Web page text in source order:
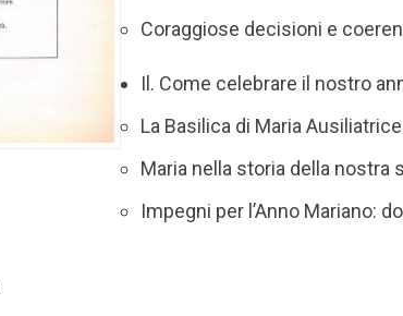
Coraggiose decisioni e
Il. Come celebrare il nostro
La Basilica di Maria Ausiliatrice
Maria nella storia della nostra
Impegni per l’Anno Mariano: